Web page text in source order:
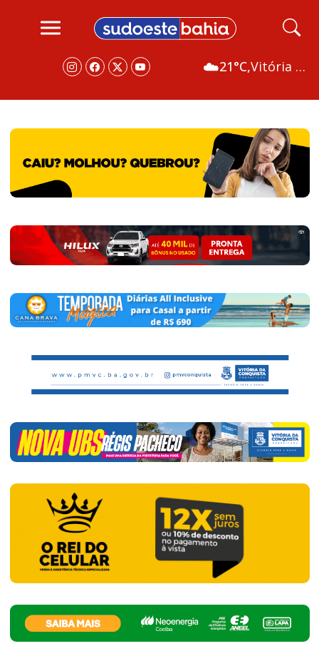
☁️21°C, Vitória da Conquista